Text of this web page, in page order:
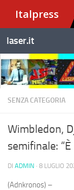
Salta al
laser.it
SENZA CATEGORIA
Wimbledon,
semifinale:
DI ADMIN · 8 LUGLIO
(Adnkronos) –